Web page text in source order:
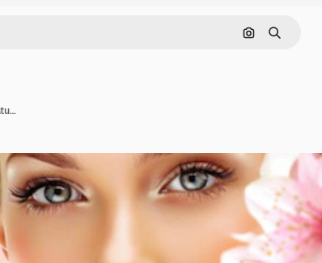
Rechercher
Belle femme avec des fleurs printemps beauté florale portrait élégance naturelle